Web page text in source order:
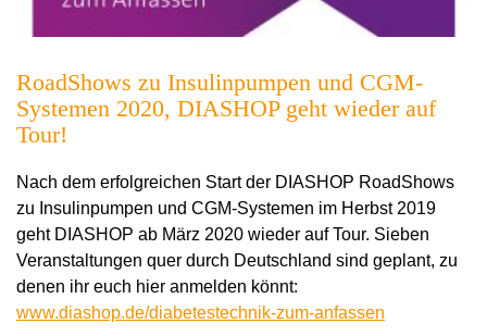
RoadShows zu Insulinpumpen und CGM-
Systemen 2020, DIASHOP geht wieder auf
Tour!
Nach dem erfolgreichen Start der DIASHOP RoadShows
zu Insulinpumpen und CGM-Systemen im Herbst 2019
geht DIASHOP ab März 2020 wieder auf Tour. Sieben
Veranstaltungen quer durch Deutschland sind geplant, zu
denen ihr euch hier anmelden könnt:
www.diashop.de/diabetestechnik-zum-anfassen